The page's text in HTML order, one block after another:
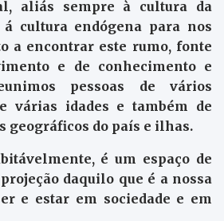
aliás sempre à cultura da
á cultura endógena para nos
a encontrar este rumo, fonte
e de conhecimento e
pessoas de vários
várias idades e também de
geográficos do país e ilhas.
é um espaço de
daquilo que é a nossa
e estar em sociedade e em